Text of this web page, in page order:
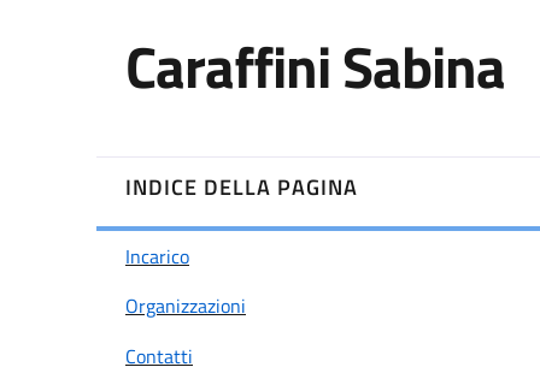
Caraffini Sabina
INDICE DELLA PAGINA
Incarico
Organizzazioni
Contatti